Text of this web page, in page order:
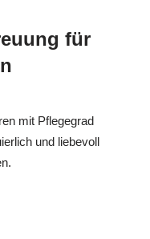
für
mit Pflegegrad
und liebevoll